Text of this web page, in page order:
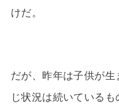
けだ。
だが、昨年は子供が
じ状況は続いている